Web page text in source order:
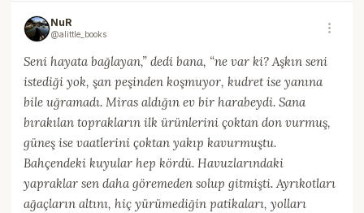
NuR
@alittle_books
Seni hayata bağlayan,” dedi bana, “ne var ki? Aşkın seni
istediği yok, şan peşinden koşmuyor, kudret ise yanına
bile uğramadı. Miras aldığın ev bir harabeydi. Sana
bırakılan toprakların ilk ürünlerini çoktan don vurmuş,
güneş ise vaatlerini çoktan yakıp kavurmuştu.
Bahçendeki kuyular hep kördü. Havuzlarındaki
yapraklar sen daha göremeden solup gitmişti. Ayrıkotları
ağaçların altını, hiç yürümediğin patikaları, yolları